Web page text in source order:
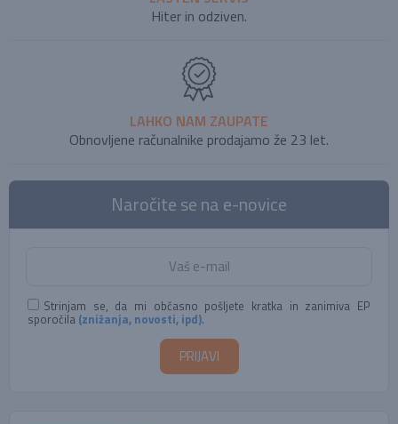
Hiter in odziven.
LAHKO NAM ZAUPATE
Obnovljene računalnike prodajamo že 23 let.
Naročite se na e-novice
Strinjam se, da mi občasno pošljete kratka in zanimiva EP
sporočila (znižanja, novosti, ipd).